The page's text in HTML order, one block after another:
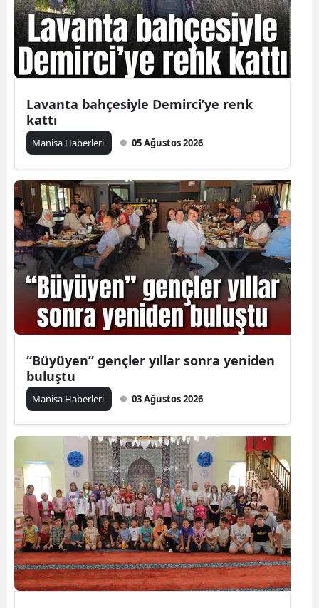
Lavanta bahçesiyle Demirci’ye renk
kattı
Manisa Haberleri 05 Ağustos 2026
“Büyüyen” gençler yıllar sonra yeniden
buluştu
Manisa Haberleri 03 Ağustos 2026